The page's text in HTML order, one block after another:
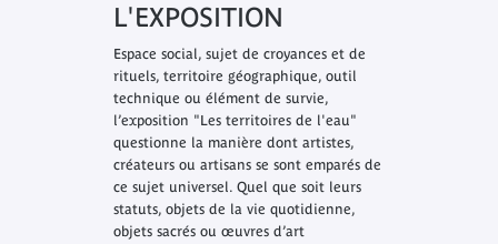
L'EXPOSITION
Espace social, sujet de croyances et de
rituels, territoire géographique, outil
technique ou élément de survie,
l’exposition "Les territoires de l'eau"
questionne la manière dont artistes,
créateurs ou artisans se sont emparés de
ce sujet universel. Quel que soit leurs
statuts, objets de la vie quotidienne,
objets sacrés ou œuvres d’art